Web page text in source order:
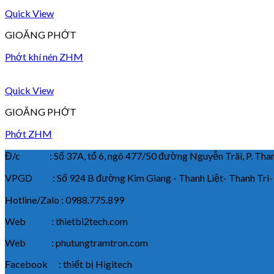
Quick View
GIOĂNG PHỚT
Phớt khí nén ZHM
Quick View
GIOĂNG PHỚT
Phớt ZHM
Đ/c : Số 37A, tổ 6, ngõ 477/50 đường Nguyễn Trãi, P. Thanh
VPGD : Số 924 B đường Kim Giang - Thanh Liệt- Thanh
Hotline/Zalo : 0988.775.899
Web : thietbi2tech.com
Web : phutungtramtron.com
Facebook : thiết bị Higitech